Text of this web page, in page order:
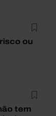
ou
tem